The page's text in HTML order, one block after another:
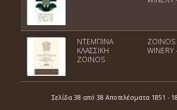
ΝΤΕΜΠΙΝΑ
ΚΛΑΣΣΙΚΗ
ZOINOS
ZOINOS
WINERY
Σελίδα 38 από 38 Αποτελέσματα 1851 -